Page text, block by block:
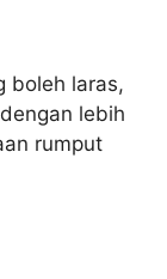
boleh laras,
lebih
rumput